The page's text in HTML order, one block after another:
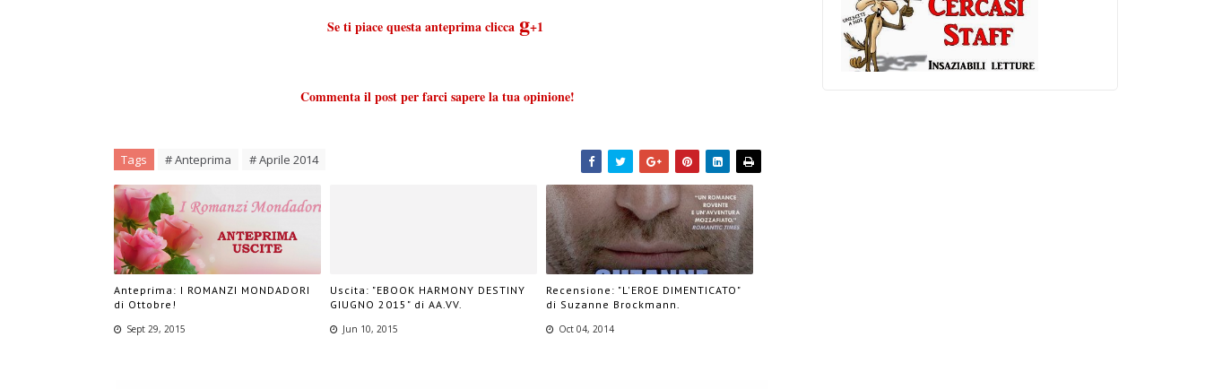
Se ti piace questa anteprima clicca g+1
Commenta il post per farci sapere la tua opinione!
Tags # Anteprima # Aprile 2014
Anteprima: I ROMANZI MONDADORI
di Ottobre!
Sept 29, 2015
Uscita: "EBOOK HARMONY DESTINY
GIUGNO 2015" di AA.VV.
Jun 10, 2015
Recensione: "L'EROE DIMENTICATO"
di Suzanne Brockmann.
Oct 04, 2014